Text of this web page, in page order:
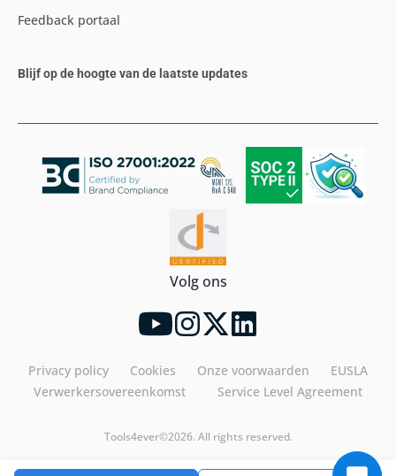
Feedback portaal
Blijf op de hoogte van de laatste updates
Volg ons
Privacy policy Cookies Onze voorwaarden
EUSLA
Verwerkersovereenkomst
Service Level Agreement
Tools4ever©2026. All rights reserved.